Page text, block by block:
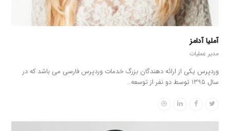
آملیا آدامز
مدیر عملیات
وردپرس یکی از ارائه دهندگان بزرگ خدمات وردپرس فارسی می باشد که در
سال 1395 توسط دو نفر از توسعه…
Twitter
Facebook
Linkedin
Dribbble